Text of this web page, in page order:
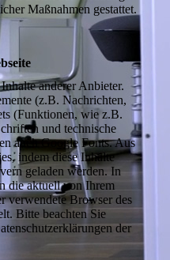
Maßnahmen gestattet.
anderer Anbieter.
(z.B. Nachrichten,
(Funktionen, wie z.B.
und technische
auch Google Fonts. Aus
indem diese Inhalte
geladen werden. In
die aktuell von Ihrem
verwendete Browser des
Bitte beachten Sie
der